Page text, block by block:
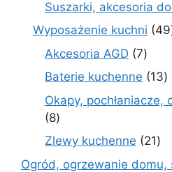
Suszarki, akcesoria
Wyposażenie kuchni 49
Akcesoria AGD 77
Baterie kuchenne 1313
Okapy,
88
produktów
Zlewy kuchenne 2121
Ogród, ogrzewanie domu,